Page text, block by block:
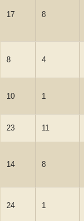
17 8
8 4
10 1
23 11
14 8
24 1